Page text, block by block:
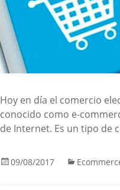
Hoy en día el comercio
conocido como e-
de Internet. Es un tipo de
09/08/2017